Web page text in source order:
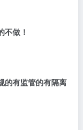
不做！
的有监管的有隔离